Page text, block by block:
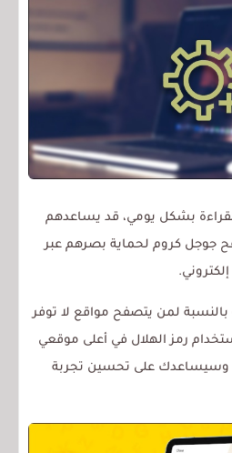
بشكل يومي، قد يساعدهم
جوجل كروم لحماية بصرهم عبر
بالنسبة لمن يتصفح مواقع لا توفر
رمز الهلال في أعلى موقعي
على تحسين تجربة